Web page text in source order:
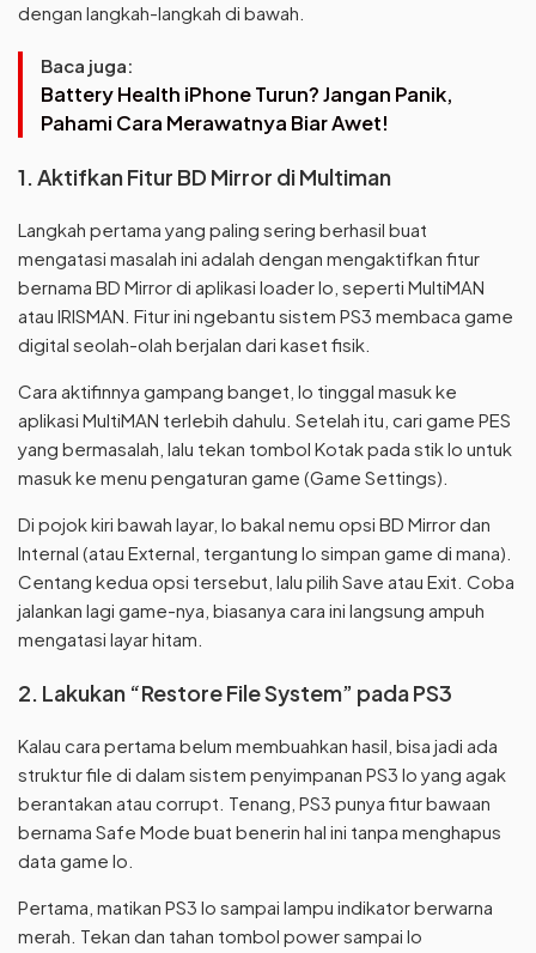
dengan langkah-langkah di bawah.
Baca juga:
Battery Health iPhone Turun? Jangan Panik,
Pahami Cara Merawatnya Biar Awet!
1. Aktifkan Fitur BD Mirror di Multiman
Langkah pertama yang paling sering berhasil buat
mengatasi masalah ini adalah dengan mengaktifkan fitur
bernama BD Mirror di aplikasi loader lo, seperti MultiMAN
atau IRISMAN. Fitur ini ngebantu sistem PS3 membaca game
digital seolah-olah berjalan dari kaset fisik.
Cara aktifinnya gampang banget, lo tinggal masuk ke
aplikasi MultiMAN terlebih dahulu. Setelah itu, cari game PES
yang bermasalah, lalu tekan tombol Kotak pada stik lo untuk
masuk ke menu pengaturan game (Game Settings).
Di pojok kiri bawah layar, lo bakal nemu opsi BD Mirror dan
Internal (atau External, tergantung lo simpan game di mana).
Centang kedua opsi tersebut, lalu pilih Save atau Exit. Coba
jalankan lagi game-nya, biasanya cara ini langsung ampuh
mengatasi layar hitam.
2. Lakukan “Restore File System” pada PS3
Kalau cara pertama belum membuahkan hasil, bisa jadi ada
struktur file di dalam sistem penyimpanan PS3 lo yang agak
berantakan atau corrupt. Tenang, PS3 punya fitur bawaan
bernama Safe Mode buat benerin hal ini tanpa menghapus
data game lo.
Pertama, matikan PS3 lo sampai lampu indikator berwarna
merah. Tekan dan tahan tombol power sampai lo